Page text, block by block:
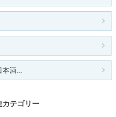
酒...
カテゴリー